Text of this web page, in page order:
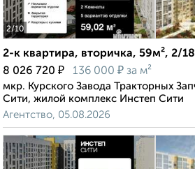
2/10
2-к квартира, вторичка, 59м², 2/
8 026 720 ₽ 136 000 ₽ за м²
мкр. Курского Завода Тракторных
Сити, жилой комплекс Инстеп Сити
Агентство, 05.08.2026